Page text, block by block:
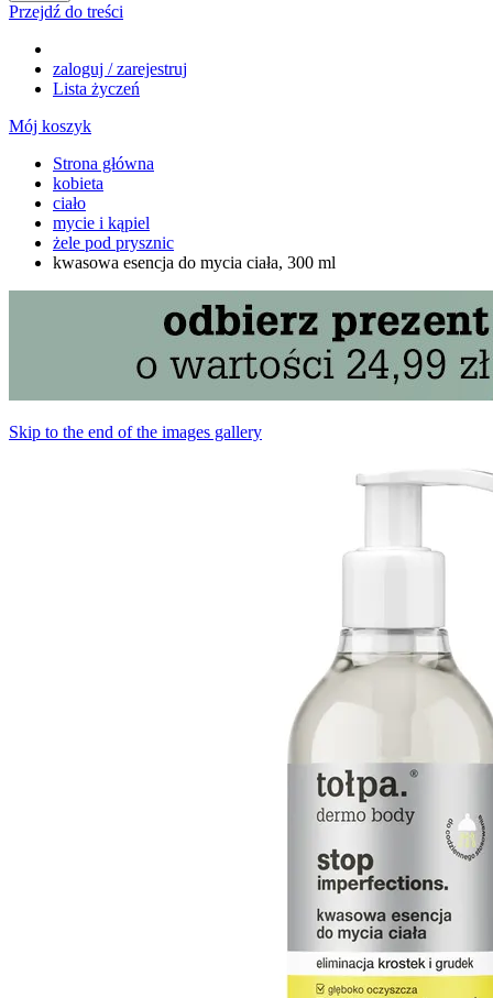
Przejdź do treści
zaloguj / zarejestruj
Lista życzeń
Mój koszyk
Strona główna
kobieta
ciało
mycie i kąpiel
żele pod prysznic
kwasowa esencja do mycia ciała, 300 ml
Skip to the end of the images gallery